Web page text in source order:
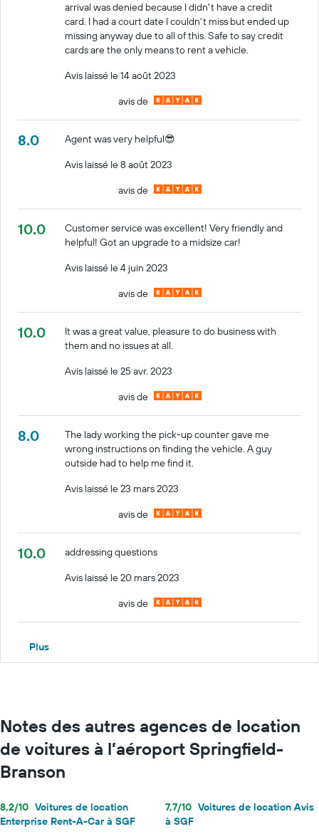
arrival was denied because I didn't have a credit
card. I had a court date I couldn't miss but ended up
missing anyway due to all of this. Safe to say credit
cards are the only means to rent a vehicle.
Avis laissé le 14 août 2023
avis de
8.0
Agent was very helpful😎
Avis laissé le 8 août 2023
avis de
10.0
Customer service was excellent! Very friendly and
helpful! Got an upgrade to a midsize car!
Avis laissé le 4 juin 2023
avis de
10.0
It was a great value, pleasure to do business with
them and no issues at all.
Avis laissé le 25 avr. 2023
avis de
8.0
The lady working the pick-up counter gave me
wrong instructions on finding the vehicle. A guy
outside had to help me find it.
Avis laissé le 23 mars 2023
avis de
10.0
addressing questions
Avis laissé le 20 mars 2023
avis de
Plus
Notes des autres agences de location
de voitures à l’aéroport Springfield-
Branson
8,2/10 Voitures de location
Enterprise Rent-A-Car à SGF
7,7/10 Voitures de location Avis
à SGF